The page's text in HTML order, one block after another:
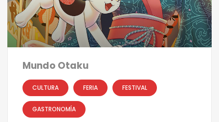
Mundo Otaku
CULTURA FERIA FESTIVAL
GASTRONOMÍA